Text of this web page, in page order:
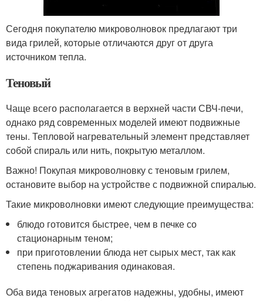
Сегодня покупателю микроволновок предлагают три
вида грилей, которые отличаются друг от друга
источником тепла.
Теновый
Чаще всего располагается в верхней части СВЧ-печи,
однако ряд современных моделей имеют подвижные
тены. Тепловой нагревательный элемент представляет
собой спираль или нить, покрытую металлом.
Важно! Покупая микроволновку с теновым грилем,
остановите выбор на устройстве с подвижной спиралью.
Такие микроволновки имеют следующие преимущества:
блюдо готовится быстрее, чем в печке со
стационарным теном;
при приготовлении блюда нет сырых мест, так как
степень поджаривания одинаковая.
Оба вида теновых агрегатов надежны, удобны, имеют